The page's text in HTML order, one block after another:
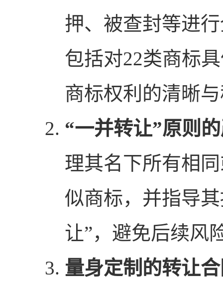
押、被查封等进
包括对22类商标
商标权利的清晰
“一并转让”原则
理其名下所有相
似商标，并指导
让”，避免后续风
量身定制的转让